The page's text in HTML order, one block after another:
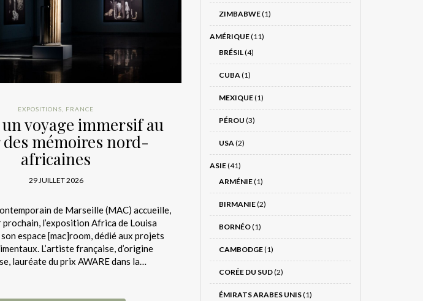
EXPOSITIONS FRANCE
voyage immersif au
mémoires nord-
africaines
29 JUILLET 2026
de Marseille (MAC) accueille,
prochain, l’exposition Africa de Louisa
espace [mac]room, dédié aux projets
L’artiste française, d’origine
lauréate du prix AWARE dans la…
ZIMBABWE(1)
AMÉRIQUE(11)
BRÉSIL(4)
CUBA (1)
MEXIQUE(1)
PÉROU (3)
USA (2)
ASIE(41)
ARMÉNIE(1)
BIRMANIE(2)
BORNÉO(1)
CAMBODGE(1)
CORÉE DU SUD(2)
ÉMIRATS ARABES UNIS(1)